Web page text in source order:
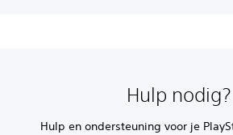
Hulp nodig?
Hulp en ondersteuning voor je